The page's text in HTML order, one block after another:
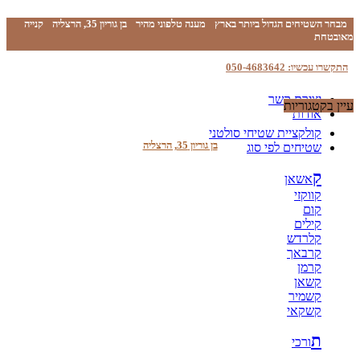
מבחר השטיחים הגדול ביותר בארץ מענה טלפוני מהיר בן גוריון 35, הרצליה
קנייה
מאובטחת
התקשרו עכשיו: 050-4683642
יצירת קשר
אודות
בן גוריון 35, הרצליה
עיין בקטגוריות
קולקציית שטיחי סולטני
שטיחים לפי סוג
קאשאן
קווקזי
קום
קילים
קלרדש
קרבאך
קרמן
קשאן
קשמיר
קשקאי
תורכי